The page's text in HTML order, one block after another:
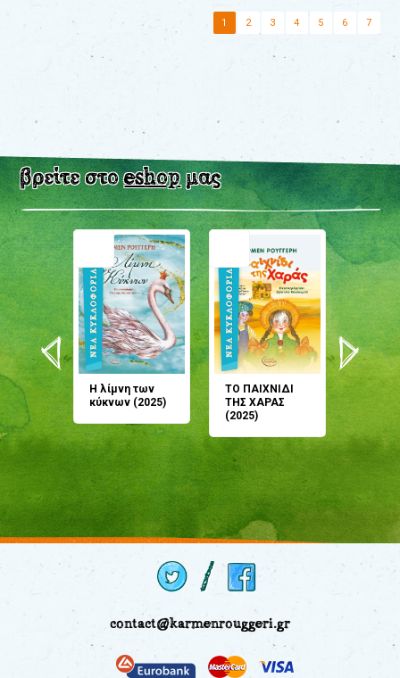
1 2 3 4 5 6 7
βρείτε στοeshopμας
Η λίμνη των
κύκνων (2025)
ΤΟ ΠΑΙΧΝΙΔΙ
ΤΗΣ ΧΑΡΑΣ
(2025)
μου;
(2024)
contact@karmenrouggeri.gr